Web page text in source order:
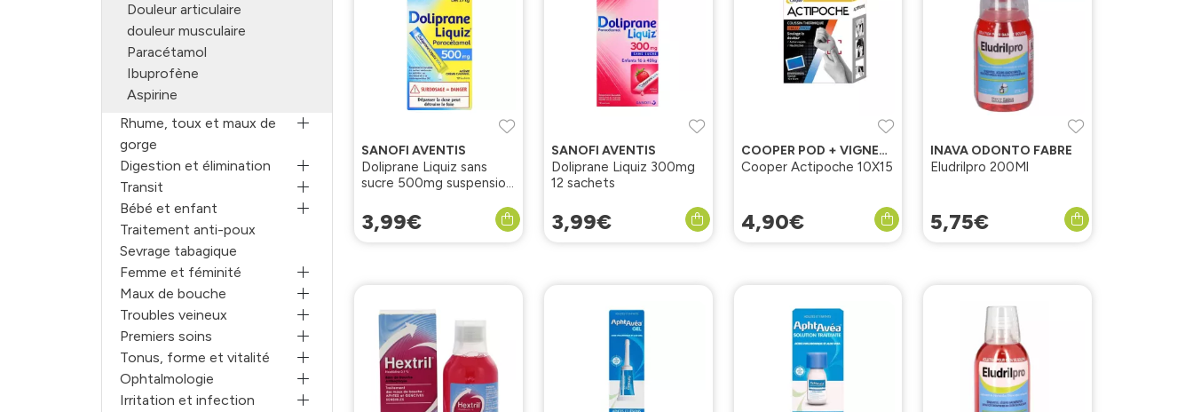
SANOFI AVENTIS
Doliprane Liquiz sans
sucre 500mg suspension
3,99€
SANOFI AVENTIS
Doliprane Liquiz 300mg
12 sachets
3,99€
COOPER POD + VIGNETTES
Cooper Actipoche 10X15
4,90€
INAVA ODONTO FABRE
Eludrilpro 200Ml
5,75€
Douleur articulaire
douleur musculaire
Paracétamol
Ibuprofène
Aspirine
Rhume, toux et maux de
gorge
Digestion et élimination
Transit
Bébé et enfant
Traitement anti-poux
Sevrage tabagique
Femme et féminité
Maux de bouche
Troubles veineux
Premiers soins
Tonus, forme et vitalité
Ophtalmologie
Irritation et infection